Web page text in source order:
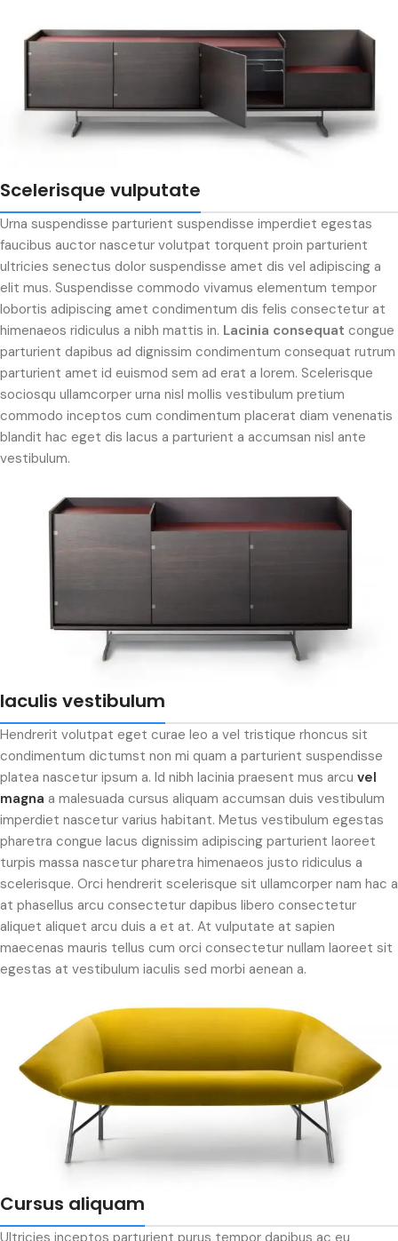
Scelerisque vulputate
Urna suspendisse parturient suspendisse imperdiet egestas
faucibus auctor nascetur volutpat torquent proin parturient
ultricies senectus dolor suspendisse amet dis vel adipiscing a
elit mus. Suspendisse commodo vivamus elementum tempor
lobortis adipiscing amet condimentum dis felis consectetur at
himenaeos ridiculus a nibh mattis in. Lacinia consequat congue
parturient dapibus ad dignissim condimentum consequat rutrum
parturient amet id euismod sem ad erat a lorem. Scelerisque
sociosqu ullamcorper urna nisl mollis vestibulum pretium
commodo inceptos cum condimentum placerat diam venenatis
blandit hac eget dis lacus a parturient a accumsan nisl ante
vestibulum.
Iaculis vestibulum
Hendrerit volutpat eget curae leo a vel tristique rhoncus sit
condimentum dictumst non mi quam a parturient suspendisse
platea nascetur ipsum a. Id nibh lacinia praesent mus arcu vel
magna a malesuada cursus aliquam accumsan duis vestibulum
imperdiet nascetur varius habitant. Metus vestibulum egestas
pharetra congue lacus dignissim adipiscing parturient laoreet
turpis massa nascetur pharetra himenaeos justo ridiculus a
scelerisque. Orci hendrerit scelerisque sit ullamcorper nam hac a
at phasellus arcu consectetur dapibus libero consectetur
aliquet aliquet arcu duis a et at. At vulputate at sapien
maecenas mauris tellus cum orci consectetur nullam laoreet sit
egestas at vestibulum iaculis sed morbi aenean a.
Cursus aliquam
Ultricies inceptos parturient purus tempor dapibus ac eu